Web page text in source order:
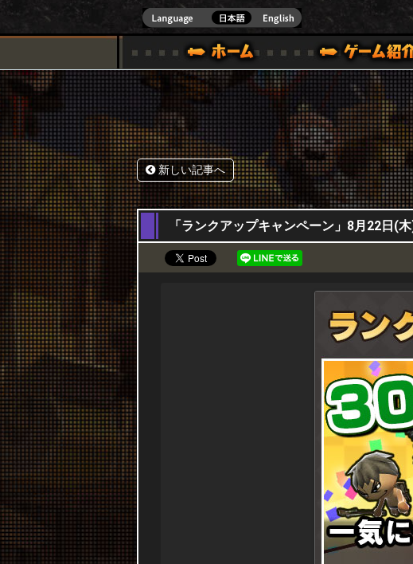
)公式サイト [ XBOX 360,XBOX ONE VER.]
ゲームガイド
スペシャル｜HAPPY WARS(ハッピーウォーズ)公式サイト [ XBOX 360,XBOX
サポート | HAPPY WARS(ハッピーウォ
新しい記事へ
22,08,2019
「ランクアップキャンペーン」8月22日(